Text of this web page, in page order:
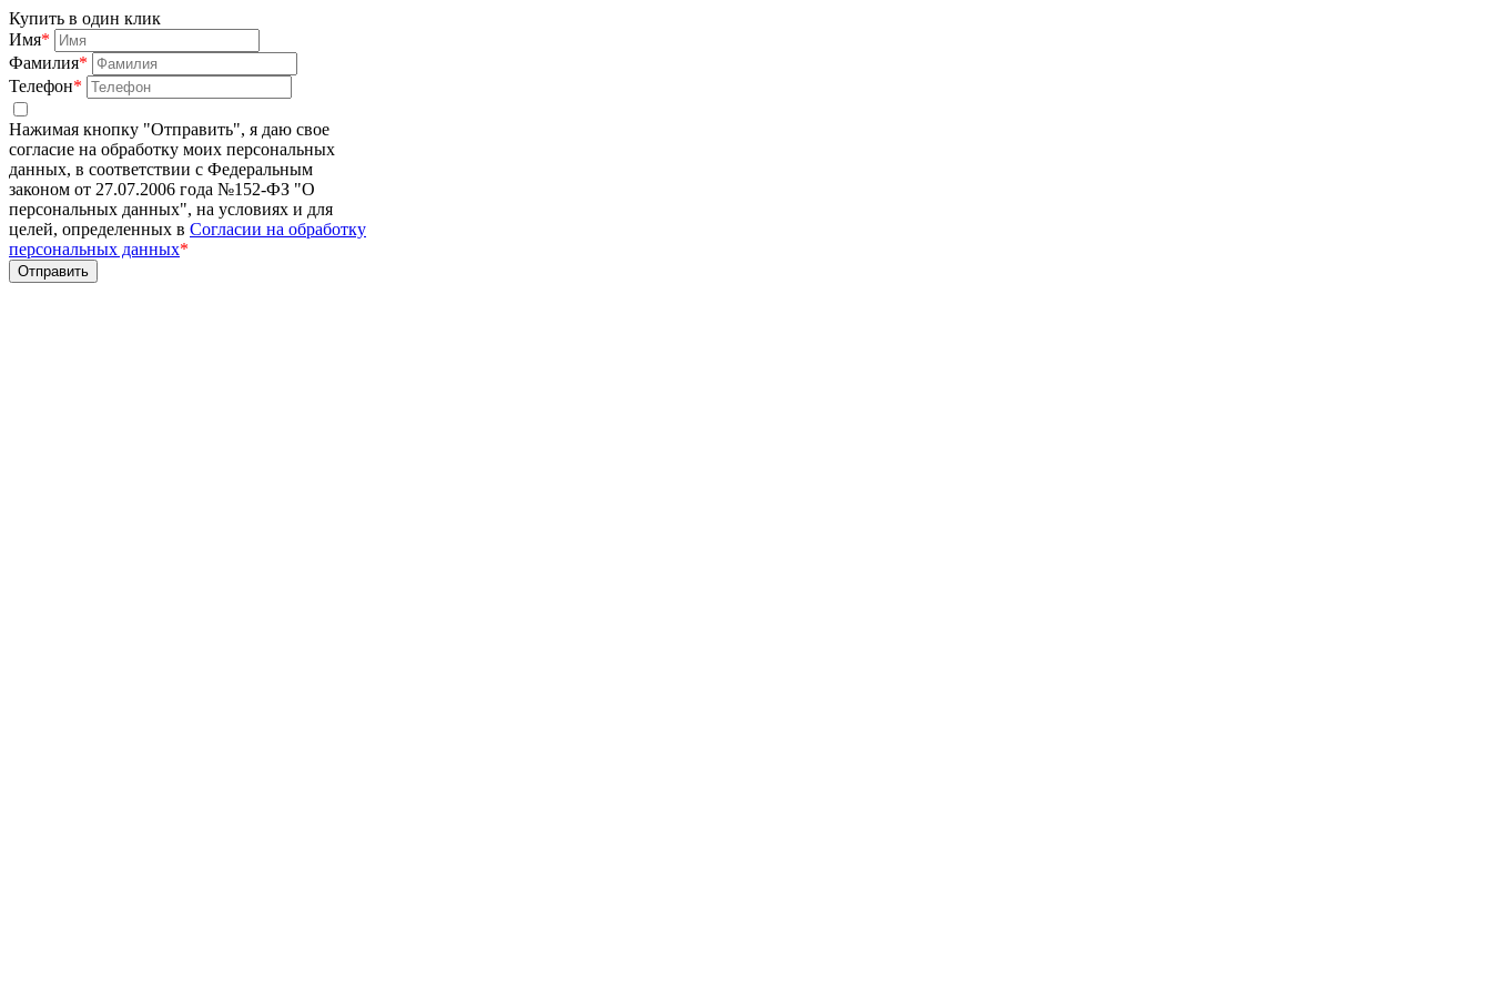
Купить в один клик
Имя*
Фамилия*
Телефон*
Нажимая кнопку "Отправить", я даю свое
согласие на обработку моих персональных
данных, в соответствии с Федеральным
законом от 27.07.2006 года №152-ФЗ "О
персональных данных", на условиях и для
целей, определенных в Согласии на обработку
персональных данных*